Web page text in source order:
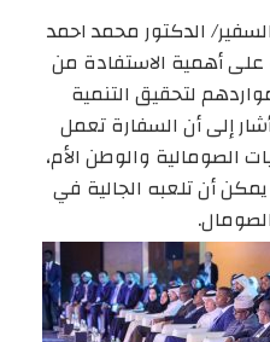
الدكتور محمد احمد
أهمية الاستفادة من
لتحقيق التنمية
إلى أن السفارة تعمل
الصومالية والوطن الأم،
أن تلعبه الجالية في